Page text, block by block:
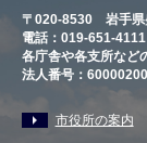
〒020-8530 岩手
電話：019-651-
各庁舎や各支所など
法人番号：
市役所の案内